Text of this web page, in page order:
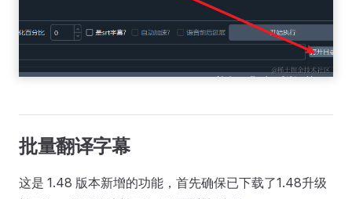
批量翻译字幕
这是 1.48 版本新增的功能，首先确保已下载了1.48升级